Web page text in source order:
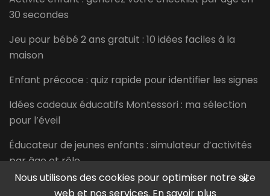
30 secondes
Jeu pour bébé 2 ans gratuit : 10 idées faciles à la
maison
Enfant précoce : quiz rapide pour identifier les signes
Idées cadeaux éducatifs Montessori : ma sélection
pour l’éveil
Éducateur de jeunes enfants : simulateur d’activités
par âge et rôle
×
Nous utilisons des cookies pour optimiser notre site